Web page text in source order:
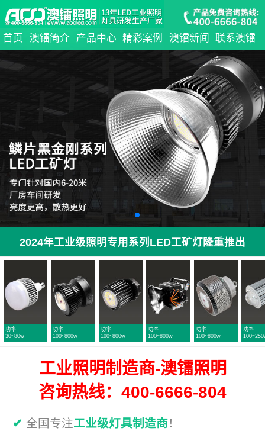
首页 澳镭简介 产品中心 精彩案例 澳镭新闻 联系澳镭
2024年工业级照明专用系列LED工矿灯隆重推出
100~800w
100~800w
100~800w
100~250w
50~300w
工业照明制造商-澳镭照明
咨询热线：400-6666-804
✔ 全国专注工业级灯具制造商！